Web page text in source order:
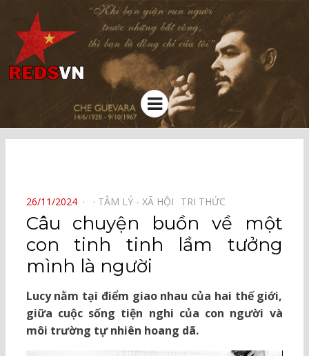
Kênh chia sẻ tri thức cộng đồng
Menu
POSTED
ON
26/11/2024 TÂM LÝ - XÃ HỘI⠀ TRI THỨC⠀
Câu chuyện buồn về một
con tinh tinh lầm tưởng
mình là người
Lucy nằm tại điểm giao nhau của hai thế giới,
giữa cuộc sống tiện nghi của con người và
môi trường tự nhiên hoang dã.